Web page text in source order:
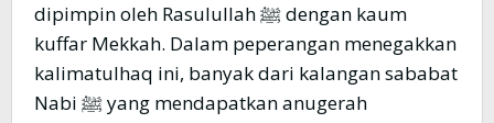
dipimpin oleh Rasulullah ﷺ dengan kaum
kuffar Mekkah. Dalam peperangan menegakkan
kalimatulhaq ini, banyak dari kalangan sababat
Nabi ﷺ yang mendapatkan anugerah